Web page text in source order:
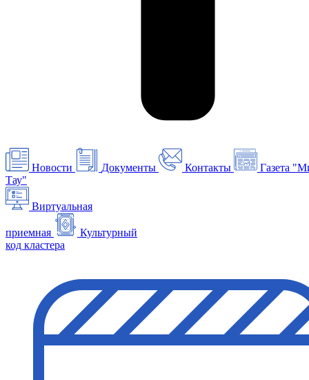
Новости Документы Контакты
Газета
Тау"
Виртуальная
приемная
Культурный
код кластера